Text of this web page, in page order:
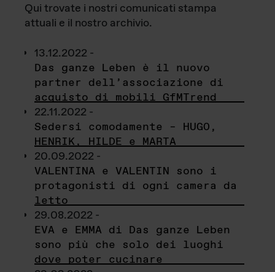
Qui trovate i nostri comunicati stampa
attuali e il nostro archivio.
13.12.2022 -
Das ganze Leben è il nuovo
partner dell’associazione di
acquisto di mobili GfMTrend
22.11.2022 -
Sedersi comodamente – HUGO,
HENRIK, HILDE e MARTA
20.09.2022 -
VALENTINA e VALENTIN sono i
protagonisti di ogni camera da
letto
29.08.2022 -
EVA e EMMA di Das ganze Leben
sono più che solo dei luoghi
dove poter cucinare